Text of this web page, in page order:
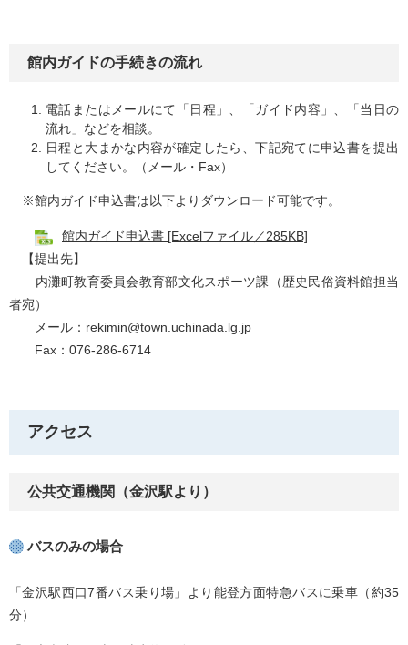
館内ガイドの手続きの流れ
電話またはメールにて「日程」、「ガイド内容」、「当日の
流れ」などを相談。
日程と大まかな内容が確定したら、下記宛てに申込書を提出
してください。（メール・Fax）
※館内ガイド申込書は以下よりダウンロード可能です。
館内ガイド申込書 [Excelファイル／285KB]
【提出先】
内灘町教育委員会教育部文化スポーツ課（歴史民俗資料館担当
者宛）
メール： rekimin@town.uchinada.lg.jp
Fax：076-286-6714
アクセス
公共交通機関（金沢駅より）
バスのみの場合
「金沢駅西口7番バス乗り場」より能登方面特急バスに乗車（約35
分）